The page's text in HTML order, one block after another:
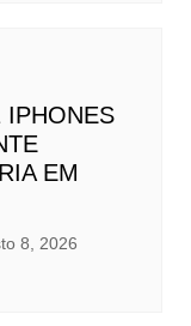
IPHONES
EM
8, 2026